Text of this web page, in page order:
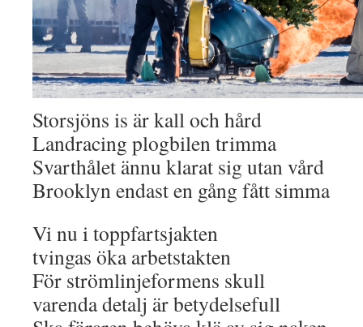
Storsjöns is är kall och hård
Landracing plogbilen trimma
Svarthålet ännu klarat sig utan vård
Brooklyn endast en gång fått simma
Vi nu i toppfartsjakten
tvingas öka arbetstakten
För strömlinjeformens skull
varenda detalj är betydelsefull